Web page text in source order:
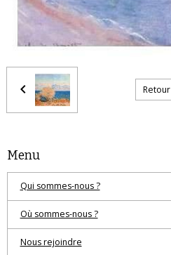
Retour
Menu
Qui sommes-nous ?
Où sommes-nous ?
Nous rejoindre